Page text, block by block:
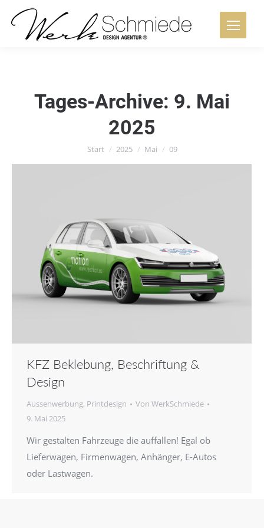
Tages-Archive: 9. Mai
2025
Sie befinden sich hier:
Start 2025 Mai 09
KFZ Beklebung, Beschriftung &
Design
Aussenwerbung, Printdesign Von WerkSchmiede
9. Mai 2025
Wir gestalten Fahrzeuge die auffallen! Egal ob
Lieferwagen, Firmenwagen, Anhänger, E-Autos
oder Lastwagen.